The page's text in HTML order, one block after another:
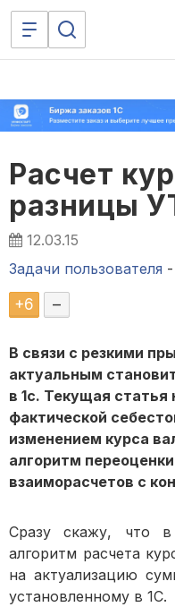
Расчет
разницы
12.03.15
Задачи пользователя -
+6 –
В связи с резкими
актуальным
в 1с. Текущая статья
фактической
изменением курса
алгоритм
взаиморасчетов с
Сразу скажу, что
алгоритм расчета
на актуализацию
установленному в 1С.